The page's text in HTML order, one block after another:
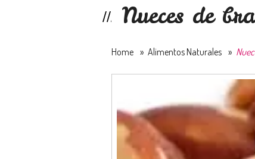
Nueces de
Home » Alimentos Naturales »